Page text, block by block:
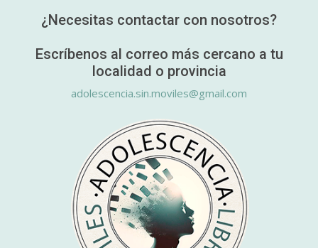
¿Necesitas contactar con nosotros?
Escríbenos al correo más cercano a tu
localidad o provincia
adolescencia.sin.moviles@gmail.com